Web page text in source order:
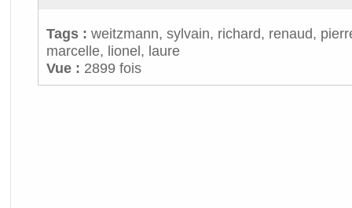
Tags : weitzmann, sylvain, richard, renaud,
marcelle, lionel, laure
Vue : 2899 fois